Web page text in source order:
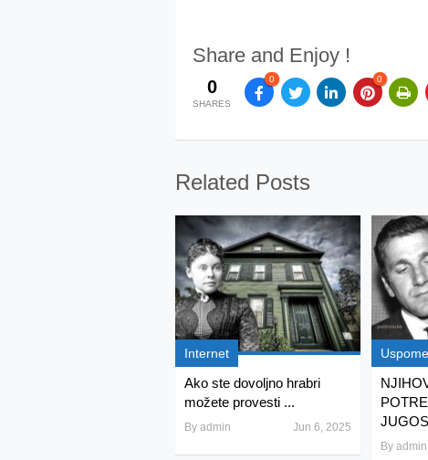
Share and Enjoy !
0
SHARES
0 0
Related Posts
Internet
Ako ste dovoljno hrabri
možete provesti ...
By admin Jun 6, 2025
By admin